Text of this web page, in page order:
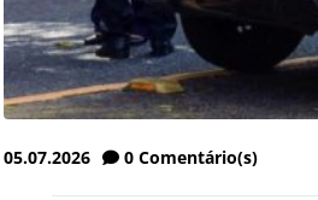
05.07.2026 0 Comentário(s)